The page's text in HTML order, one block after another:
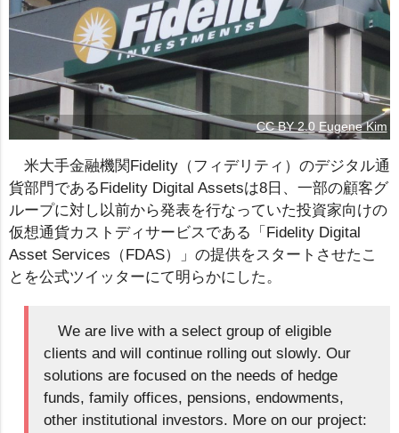
CC BY 2.0 Eugene Kim
米大手金融機関Fidelity（フィデリティ）のデジタル通
貨部門であるFidelity Digital Assetsは8日、一部の顧客グ
ループに対し以前から発表を行なっていた投資家向けの
仮想通貨カストディサービスである「Fidelity Digital
Asset Services（FDAS）」の提供をスタートさせたこ
とを公式ツイッターにて明らかにした。
We are live with a select group of eligible
clients and will continue rolling out slowly. Our
solutions are focused on the needs of hedge
funds, family offices, pensions, endowments,
other institutional investors. More on our project: